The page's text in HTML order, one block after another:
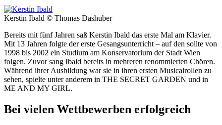
Kerstin Ibald © Thomas Dashuber
Bereits mit fünf Jahren saß Kerstin Ibald das erste Mal am Klavier.
Mit 13 Jahren folgte der erste Gesangsunterricht – auf den sollte von
1998 bis 2002 ein Studium am Konservatorium der Stadt Wien
folgen. Zuvor sang Ibald bereits in mehreren renommierten Chören.
Während ihrer Ausbildung war sie in ihren ersten Musicalrollen zu
sehen, spielte unter anderem in THE SECRET GARDEN und in
ME AND MY GIRL.
Bei vielen Wettbewerben erfolgreich